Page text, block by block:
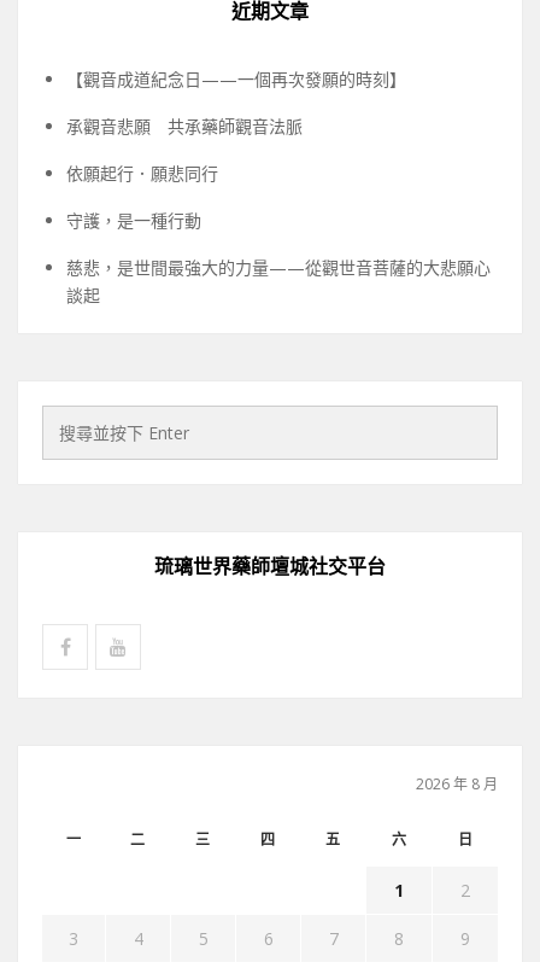
近期文章
【觀音成道紀念日——一個再次發願的時刻】
承觀音悲願 共承藥師觀音法脈
依願起行．願悲同行
守護，是一種行動
慈悲，是世間最強大的力量——從觀世音菩薩的大悲願心
談起
琉璃世界藥師壇城社交平台
2026 年 8 月
一 二 三 四 五 六 日
1 2
3 4 5 6 7 8 9